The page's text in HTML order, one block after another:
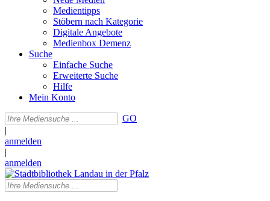
Medientipps
Stöbern nach Kategorie
Digitale Angebote
Medienbox Demenz
Suche
Einfache Suche
Erweiterte Suche
Hilfe
Mein Konto
GO
|
anmelden
|
anmelden